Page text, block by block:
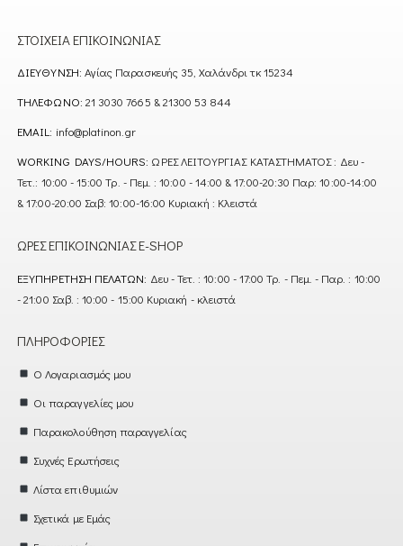
ΣΤΟΙΧΕΊΑ ΕΠΙΚΟΙΝΩΝΊΑΣ
ΔΙΕΎΘΥΝΣΗ: Αγίας Παρασκευής 35, Χαλάνδρι τκ 15234
ΤΗΛΈΦΩΝΟ: 21 3030 7665 & 21300 53 844
EMAIL: info@platinon.gr
WORKING DAYS/HOURS: ΩΡΕΣ ΛΕΙΤΟΥΡΓΙΑΣ ΚΑΤΑΣΤΗΜΑΤΟΣ : Δευ -
Τετ.: 10:00 - 15:00 Τρ. - Πεμ. : 10:00 - 14:00 & 17:00-20:30 Παρ: 10:00-14:00
& 17:00-20:00 Σαβ: 10:00-16:00 Κυριακή : Κλειστά
ΏΡΕΣ ΕΠΙΚΟΙΝΩΝΊΑΣ E-SHOP
ΕΞΥΠΗΡΈΤΗΣΗ ΠΕΛΑΤΏΝ: Δευ - Τετ. : 10:00 - 17:00 Τρ. - Πεμ. - Παρ. : 10:00
- 21:00 Σαβ. : 10:00 - 15:00 Κυριακή - κλειστά
ΠΛΗΡΟΦΟΡΊΕΣ
Ο Λογαριασμός μου
Οι παραγγελίες μου
Παρακολούθηση παραγγελίας
Συχνές Ερωτήσεις
Λίστα επιθυμιών
Σχετικά με Εμάς